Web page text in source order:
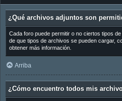
¿Qué archivos adjuntos son
Cada foro puede permitir o no ciertos tipos
de que tipos de archivos se pueden cargar,
obtener más información.
Arriba
¿Cómo encuentro todos mis